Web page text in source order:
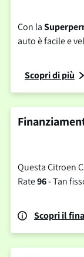
Con la
auto è facile e
Scopri di più
Questa Citroen
Rate96- Tan
Scopri il